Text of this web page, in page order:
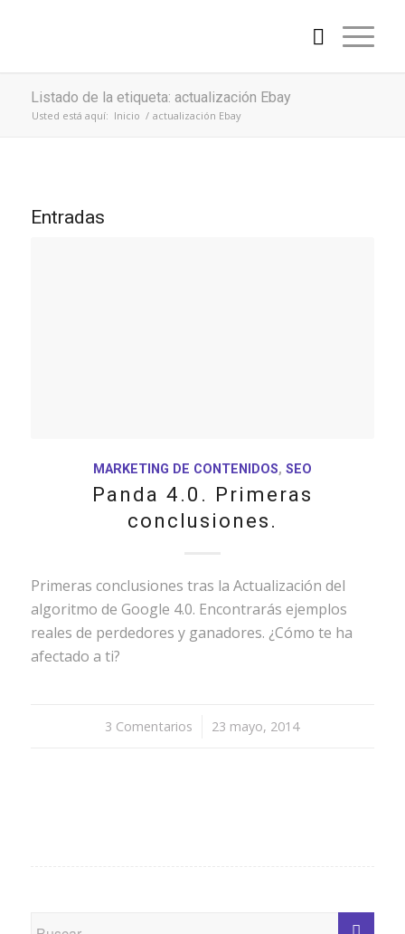
Listado de la etiqueta: actualización Ebay
Usted está aquí: Inicio / actualización Ebay
Entradas
MARKETING DE CONTENIDOS, SEO
Panda 4.0. Primeras
conclusiones.
Primeras conclusiones tras la Actualización del
algoritmo de Google 4.0. Encontrarás ejemplos
reales de perdedores y ganadores. ¿Cómo te ha
afectado a ti?
3 Comentarios
/ 23 mayo, 2014